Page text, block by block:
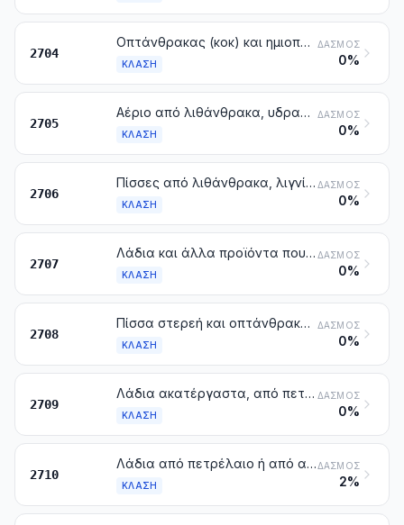
2704
Οπτάνθρακας (κοκ) και ημιοπτάνθρακας από λιθάνθρακα, λιγνίτη ή τύρφη, έστω και συσσωματωμένοι. Άνθρακας αποστακτικού κέρατος
ΚΛΆΣΗ
ΔΑΣΜΌΣ
0%
2705
Αέριο από λιθάνθρακα, υδραέριο, φτωχό αέριο και παρόμοια αέρια, με εξαίρεση τα αέρια πετρελαίου και άλλους αεριώδεις υδρογονάνθρακες
ΚΛΆΣΗ
ΔΑΣΜΌΣ
0%
2706
Πίσσες από λιθάνθρακα, λιγνίτη ή τύρφη και άλλες ορυκτές πίσσες, έστω και αφυδατωμένες ή μερικώς αποσταγμένες, στις οποίες περιλαμβάνονται και οι πίσσες που έχουν ανασυσταθεί
ΚΛΆΣΗ
ΔΑΣΜΌΣ
0%
2707
Λάδια και άλλα προϊόντα που προέρχονται από την απόσταξη σε υψηλή θερμοκρασία των πισσών από λιθάνθρακα. Ανάλογα προϊόντα στα οποία τα αρωματικά συστατικά υπερισχύουν κατά βάρος από τα μη αρωματικά συστατικά
ΚΛΆΣΗ
ΔΑΣΜΌΣ
0%
2708
Πίσσα στερεή και οπτάνθρακας (κοκ) πίσσας, που λαμβάνονται από πίσσα λιθανθράκων ή από άλλες ορυκτές πίσσες
ΚΛΆΣΗ
ΔΑΣΜΌΣ
0%
2709
Λάδια ακατέργαστα, από πετρέλαιο ή από ασφαλτούχα ορυκτά (ακατέργαστο πετρέλαιο)
ΚΛΆΣΗ
ΔΑΣΜΌΣ
0%
2710
Λάδια από πετρέλαιο ή από ασφαλτούχα ορυκτά, άλλα από τα ακατέργαστα λάδια. Παρασκευάσματα που δεν κατονομάζονται ούτε περιλαμβάνονται αλλού, που περιέχουν κατά βάρος 70 % ή περισσότερο λάδια από πετρέλαιο ή ασφαλτούχα ορυκτά και στα οποία τα λάδια αυτά αποτελούν το βασικό συστατικό. Χρησιμοποιημένα λάδια
ΚΛΆΣΗ
ΔΑΣΜΌΣ
2%